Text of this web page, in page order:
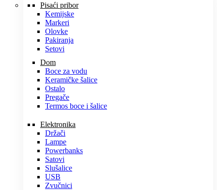
Pisaći pribor
Kemijske
Markeri
Olovke
Pakiranja
Setovi
Dom
Boce za vodu
Keramičke šalice
Ostalo
Pregače
Termos boce i šalice
Elektronika
Držači
Lampe
Powerbanks
Satovi
Slušalice
USB
Zvučnici